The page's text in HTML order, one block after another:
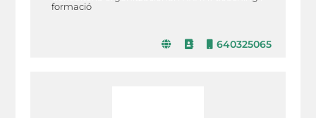
formació
640325065